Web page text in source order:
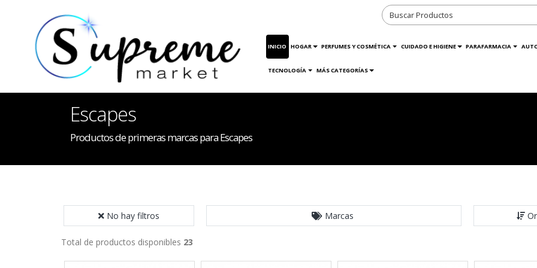
INICIO HOGAR PERFUMES Y COSMÉTICA CUIDADO E HIGIENE PARAFARMACIA
TECNOLOGÍA MÁS CATEGORÍAS
Escapes
Productos de primeras marcas para Escapes
No hay filtros Marcas
Total de productos disponibles 23